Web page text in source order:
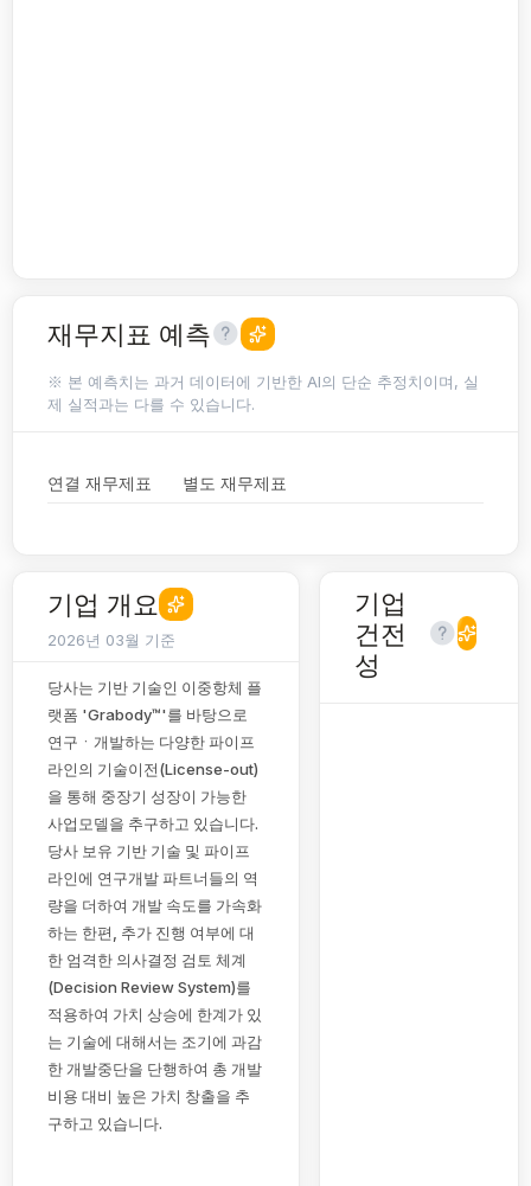
재무지표 예측
※ 본 예측치는 과거 데이터에 기반한 AI의 단순 추정치이며, 실
제 실적과는 다를 수 있습니다.
연결 재무제표 별도 재무제표
기업 개요
2026년 03월 기준
당사는 기반 기술인 이중항체 플
랫폼 'Grabody™'를 바탕으로
연구ㆍ개발하는 다양한 파이프
라인의 기술이전(License-out)
을 통해 중장기 성장이 가능한
사업모델을 추구하고 있습니다.
당사 보유 기반 기술 및 파이프
라인에 연구개발 파트너들의 역
량을 더하여 개발 속도를 가속화
하는 한편, 추가 진행 여부에 대
한 엄격한 의사결정 검토 체계
(Decision Review System)를
적용하여 가치 상승에 한계가 있
는 기술에 대해서는 조기에 과감
한 개발중단을 단행하여 총 개발
비용 대비 높은 가치 창출을 추
구하고 있습니다.
기업
건전
성